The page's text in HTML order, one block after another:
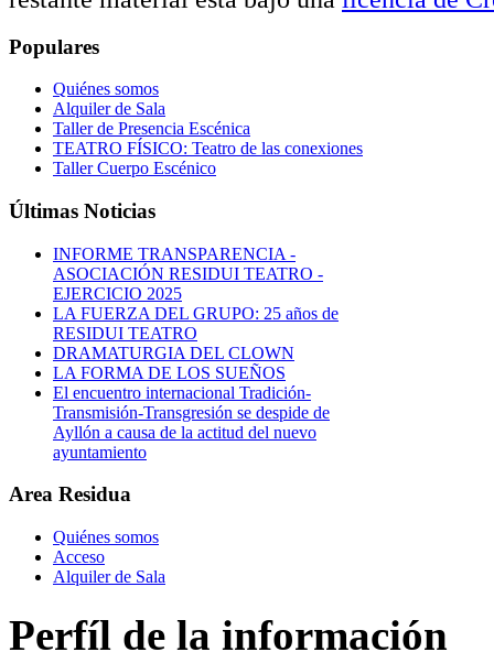
Populares
Quiénes somos
Alquiler de Sala
Taller de Presencia Escénica
TEATRO FÍSICO: Teatro de las conexiones
Taller Cuerpo Escénico
Últimas Noticias
INFORME TRANSPARENCIA -
ASOCIACIÓN RESIDUI TEATRO -
EJERCICIO 2025
LA FUERZA DEL GRUPO: 25 años de
RESIDUI TEATRO
DRAMATURGIA DEL CLOWN
LA FORMA DE LOS SUEÑOS
El encuentro internacional Tradición-
Transmisión-Transgresión se despide de
Ayllón a causa de la actitud del nuevo
ayuntamiento
Area Residua
Quiénes somos
Acceso
Alquiler de Sala
Perfíl de la información